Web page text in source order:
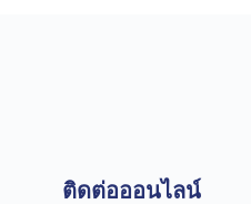
ติดต่อออนไลน์